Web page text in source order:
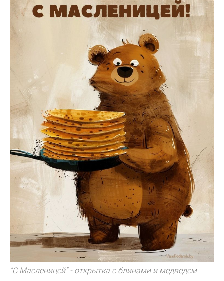
"С Масленицей" - открытка с блинами и медведем